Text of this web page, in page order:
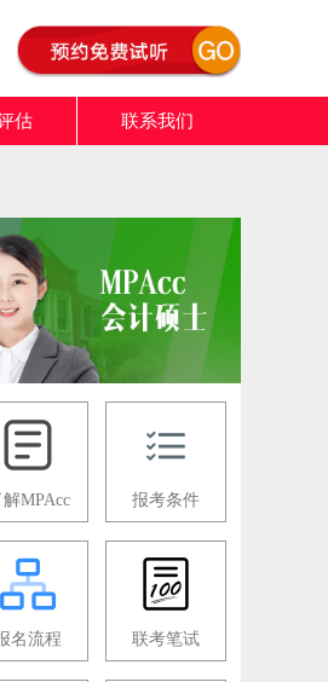
估 联系我们
解MPAcc 报考条件
名流程 联考笔试